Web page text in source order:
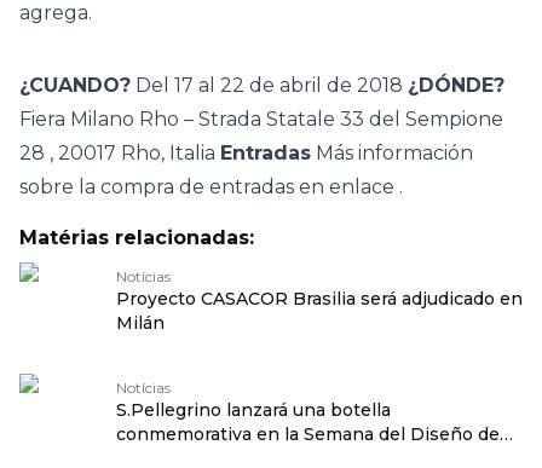
agrega.
¿CUANDO? Del 17 al 22 de abril de 2018 ¿DÓNDE?
Fiera Milano Rho – Strada Statale 33 del Sempione
28 , 20017 Rho, Italia Entradas Más información
sobre la compra de entradas en enlace .
Matérias relacionadas:
Notícias
Proyecto CASACOR Brasilia será adjudicado en
Milán
Notícias
S.Pellegrino lanzará una botella
conmemorativa en la Semana del Diseño de